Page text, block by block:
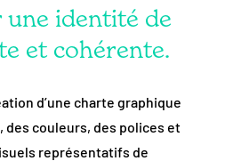
une identité de
et cohérente.
d’une charte graphique
des couleurs, des polices et
représentatifs de